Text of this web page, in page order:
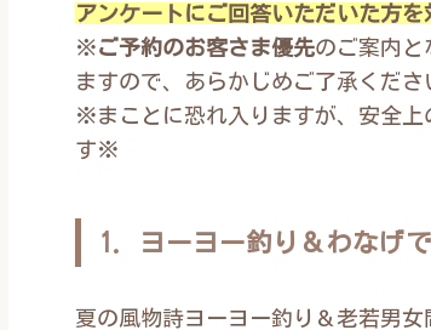
アンケートにご回答いただいた方
※ご予約のお客さま優先のご案内と
ますので、あらかじめご了承くだ
※まことに恐れ入りますが、安全上
す※
1. ヨーヨー釣り＆わなげ
夏の風物詩ヨーヨー釣り＆老若男女